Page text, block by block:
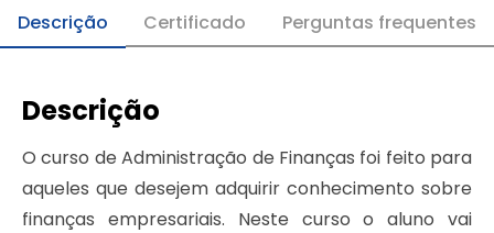
Descrição Certificado Perguntas frequentes
Descrição
O curso de Administração de Finanças foi feito para
aqueles que desejem adquirir conhecimento sobre
finanças empresariais. Neste curso o aluno vai